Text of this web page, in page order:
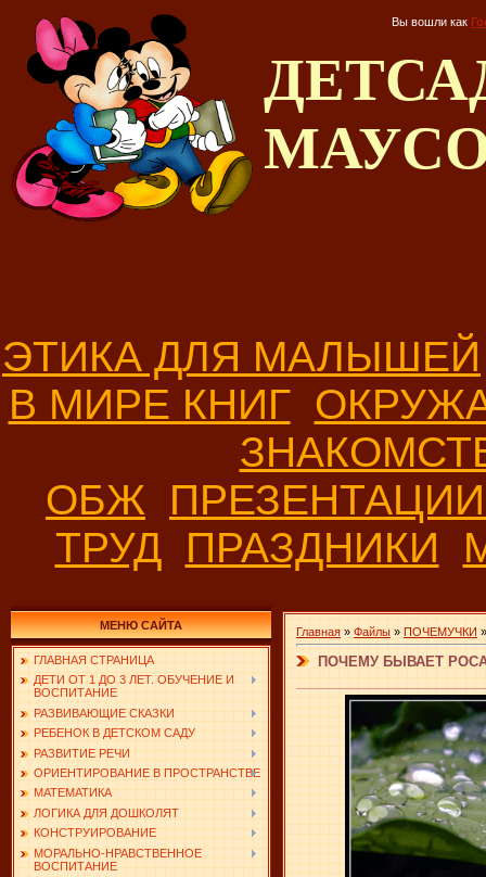
Вы вошли как
ЭТИКА ДЛЯ МАЛЫШЕЙ
В МИРЕ КНИГ
ОБЖ
ТРУД ПРАЗДНИКИ
МЕНЮ САЙТА
ГЛАВНАЯ СТРАНИЦА
ДЕТИ ОТ 1 ДО 3 ЛЕТ. ОБУЧЕНИЕ И
ВОСПИТАНИЕ
РАЗВИВАЮЩИЕ СКАЗКИ
РЕБЕНОК В ДЕТСКОМ САДУ
РАЗВИТИЕ РЕЧИ
ОРИЕНТИРОВАНИЕ В ПРОСТРАНСТВЕ
МАТЕМАТИКА
ЛОГИКА ДЛЯ ДОШКОЛЯТ
КОНСТРУИРОВАНИЕ
МОРАЛЬНО-НРАВСТВЕННОЕ
ВОСПИТАНИЕ
Главная » Файлы » ПОЧЕМУЧКИ
ПОЧЕМУ БЫВАЕТ